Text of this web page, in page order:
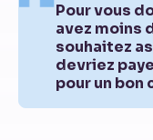
Pour vous
avez moins
souhaitez
devriez
pour un bon